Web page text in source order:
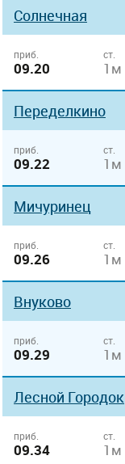
Солнечная
приб.
09.20
ст.
1м
Переделкино
приб.
09.22
ст.
1м
Мичуринец
приб.
09.26
ст.
1м
Внуково
приб.
09.29
ст.
1м
Лесной Городок
приб.
09.34
ст.
1м